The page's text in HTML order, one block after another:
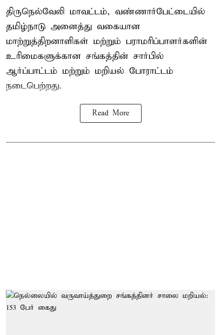
திருநெல்வேலி மாவட்டம், வண்ணார்பேட்டையில்
தமிழ்நாடு அனைத்து வகையான
மாற்றுத்திறனாளிகள் மற்றும் பராமரிப்பாளர்களின்
உரிமைகளுக்கான சங்கத்தின் சார்பில்
ஆர்ப்பாட்டம் மற்றும் மறியல் போராட்டம்
நடைபெற்றது.
Read More